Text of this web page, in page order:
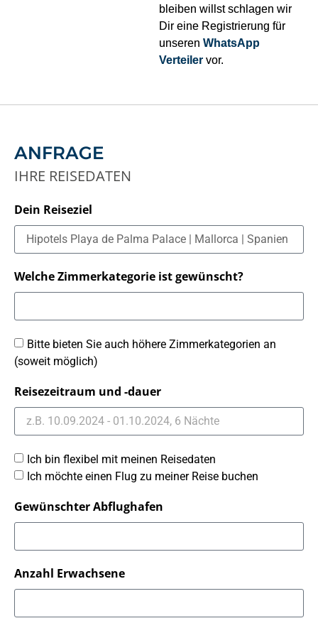
bleiben willst schlagen wir
Dir eine Registrierung für
unseren WhatsApp
Verteiler vor.
ANFRAGE
IHRE REISEDATEN
Dein Reiseziel
Welche Zimmerkategorie ist gewünscht?
Bitte bieten Sie auch höhere Zimmerkategorien an
(soweit möglich)
Reisezeitraum und -dauer
Ich bin flexibel mit meinen Reisedaten
Ich möchte einen Flug zu meiner Reise buchen
Gewünschter Abflughafen
Anzahl Erwachsene